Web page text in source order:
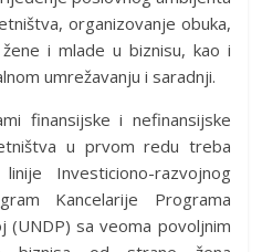
organizovanje obuka,
i mlade u biznisu, kao i
umrežavanju i saradnji.
finansijske i nefinansijske
u prvom redu treba
Investiciono-razvojnog
Kancelarije Programa
(UNDP) sa veoma povoljnim